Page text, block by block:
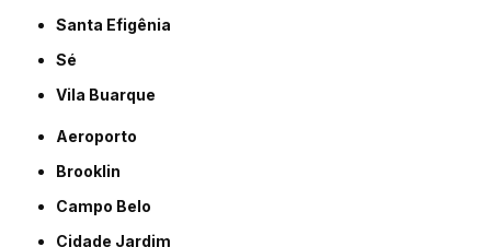
Santa Efigênia
Sé
Vila Buarque
Aeroporto
Brooklin
Campo Belo
Cidade Jardim